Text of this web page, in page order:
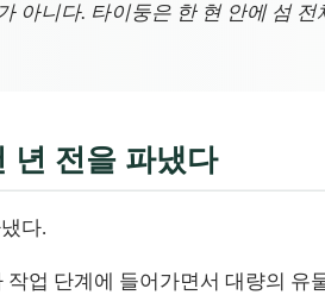
아니다. 타이둥은 한 현 안에 섬
년 전을 파냈다
다.
업 단계에 들어가면서 대량의